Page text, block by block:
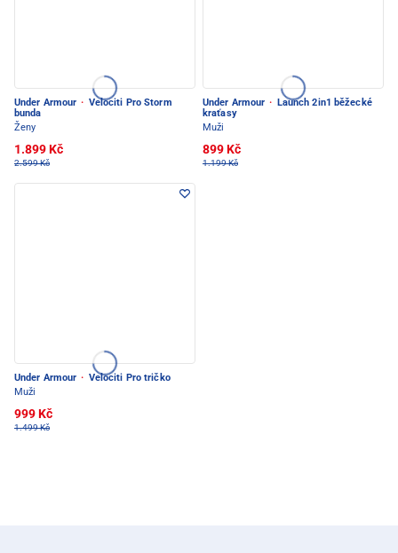
Under Armour · Velociti Pro Storm
bunda
Ženy
1.899 Kč
2.599 Kč
Under Armour ·
Launch 2in1 běžecké
kraťasy
Muži
899 Kč
1.199 Kč
Under Armour · Velociti Pro tričko
Muži
999 Kč
1.499 Kč